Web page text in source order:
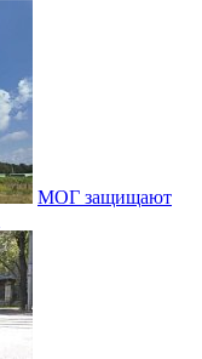
МОГ защищают